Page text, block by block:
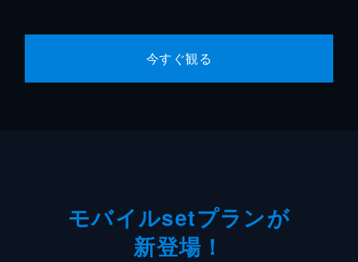
今すぐ観る
モバイルsetプランが
新登場！